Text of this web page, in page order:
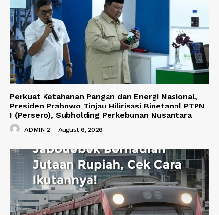
Perkuat Ketahanan Pangan dan Energi Nasional,
Presiden Prabowo Tinjau Hilirisasi Bioetanol PTPN
I (Persero), Subholding Perkebunan Nusantara
ADMIN 2 - August 6, 2026